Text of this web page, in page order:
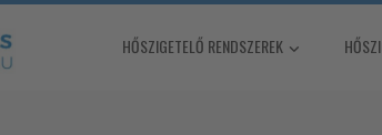
HŐSZIGETELŐ RENDSZEREK